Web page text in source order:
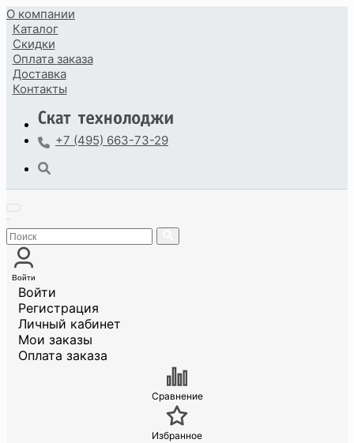
О компании
Каталог
Скидки
Оплата заказа
Доставка
Контакты
+7 (495) 663-73-29
Войти
Войти
Регистрация
Личный кабинет
Мои заказы
Оплата заказа
Сравнение
Избранное